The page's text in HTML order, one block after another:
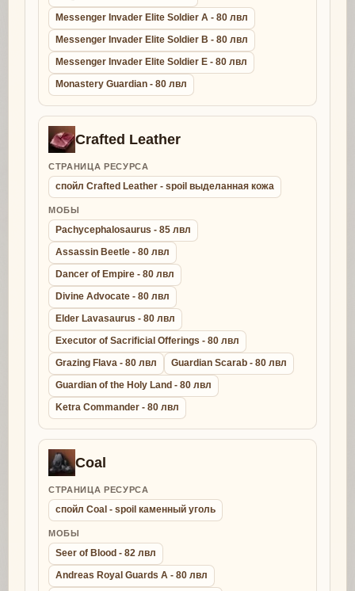
Messenger Invader Elite Soldier A - 80 лвл
Messenger Invader Elite Soldier B - 80 лвл
Messenger Invader Elite Soldier E - 80 лвл
Monastery Guardian - 80 лвл
Crafted Leather
СТРАНИЦА РЕСУРСА
спойл Crafted Leather - spoil выделанная кожа
МОБЫ
Pachycephalosaurus - 85 лвл
Assassin Beetle - 80 лвл
Dancer of Empire - 80 лвл
Divine Advocate - 80 лвл
Elder Lavasaurus - 80 лвл
Executor of Sacrificial Offerings - 80 лвл
Grazing Flava - 80 лвл
Guardian Scarab - 80 лвл
Guardian of the Holy Land - 80 лвл
Ketra Commander - 80 лвл
Coal
СТРАНИЦА РЕСУРСА
спойл Coal - spoil каменный уголь
МОБЫ
Seer of Blood - 82 лвл
Andreas Royal Guards A - 80 лвл